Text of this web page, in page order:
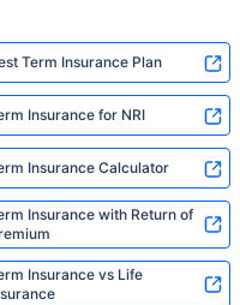
Term Insurance Plan
Insurance for NRI
Insurance Calculator
Insurance with Return of
Insurance vs Life